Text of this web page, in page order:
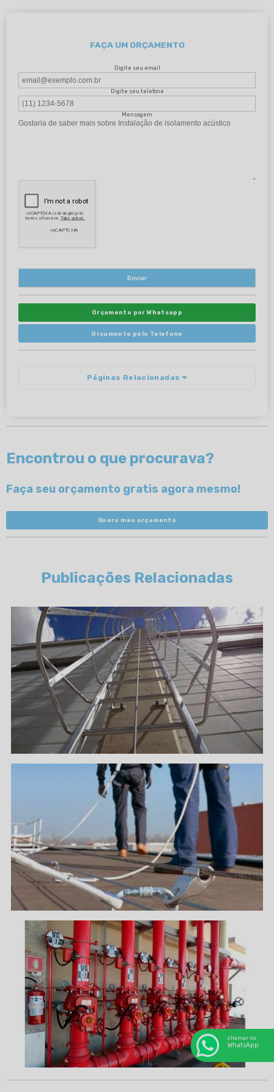
FAÇA UM ORÇAMENTO
Digite seu email
Digite seu telefone
Mensagem
Orçamento por Whatsapp
Orçamento pelo Telefone
Páginas Relacionadas
Encontrou o que procurava?
Faça seu orçamento gratis agora mesmo!
Quero meu orçamento
Publicações Relacionadas
chamar no
WhatsApp